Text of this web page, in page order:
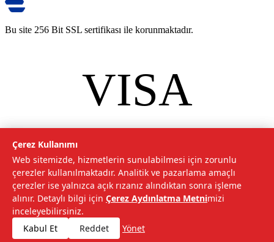
Bu site 256 Bit SSL sertifikası ile korunmaktadır.
VISA
mastercard
2026Tarımcom Tarım ve Teknoloji A.Ş. Tüm hakları saklıdır.